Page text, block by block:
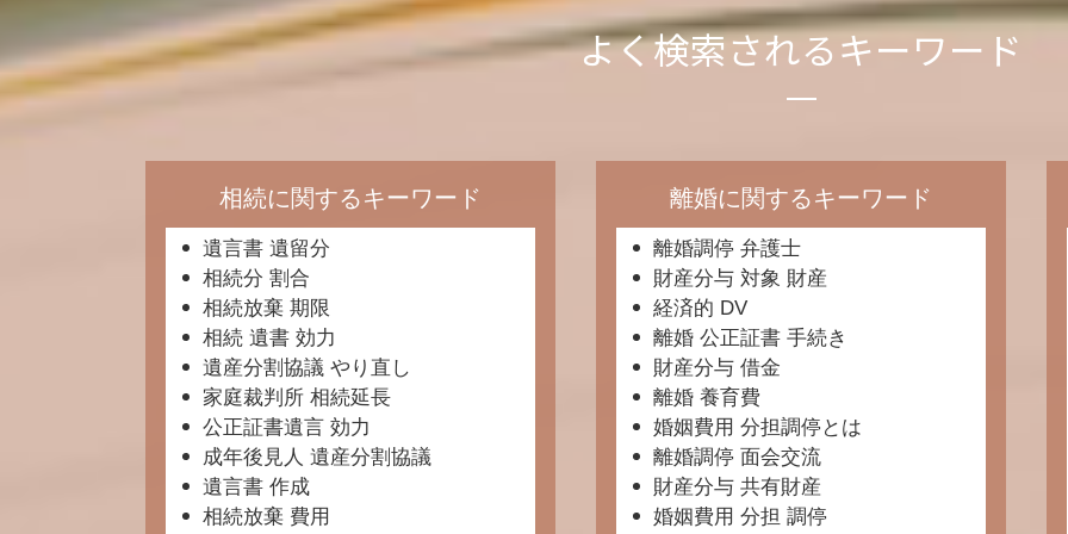
よく検索されるキーワード
相続に関するキーワード
遺言書 遺留分
相続分 割合
相続放棄 期限
相続 遺書 効力
遺産分割協議 やり直し
家庭裁判所 相続延長
公正証書遺言 効力
成年後見人 遺産分割協議
遺言書 作成
相続放棄 費用
離婚に関するキーワード
離婚調停 弁護士
財産分与 対象 財産
経済的 DV
離婚 公正証書 手続き
財産分与 借金
離婚 養育費
婚姻費用 分担調停とは
離婚調停 面会交流
財産分与 共有財産
婚姻費用 分担 調停